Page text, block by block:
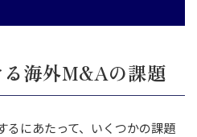
海外M&Aの課題
るにあたって、いくつかの課題